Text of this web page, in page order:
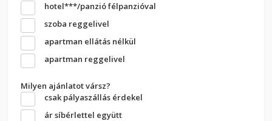
hotel***/panzió félpanzióval
szoba reggelivel
apartman ellátás nélkül
apartman reggelivel
Milyen ajánlatot vársz?
csak pályaszállás érdekel
ár síbérlettel együtt